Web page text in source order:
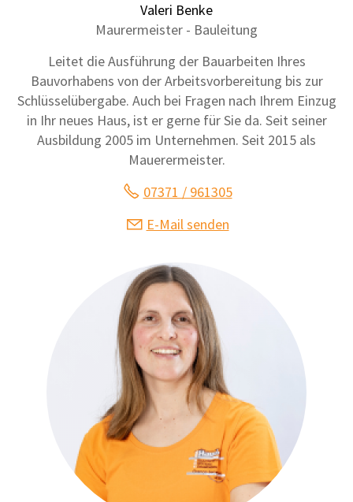
Valeri Benke
Maurermeister - Bauleitung
Leitet die Ausführung der Bauarbeiten Ihres
Bauvorhabens von der Arbeitsvorbereitung bis zur
Schlüsselübergabe. Auch bei Fragen nach Ihrem Einzug
in Ihr neues Haus, ist er gerne für Sie da. Seit seiner
Ausbildung 2005 im Unternehmen. Seit 2015 als
Mauerermeister.
07371 / 961305
E-Mail senden